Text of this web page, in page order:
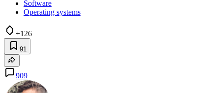
Software
Operating systems
+126
91
909